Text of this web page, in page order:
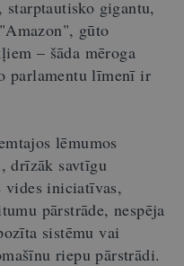
gigantu,
gūto
– šāda mēroga
parlamentu līmenī ir
lēmumos
drīzāk savtīgu
vides iniciatīvas,
pārstrāde, nespēja
sistēmu vai
riepu pārstrādi.